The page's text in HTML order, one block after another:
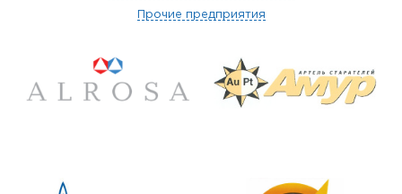
Прочие предприятия